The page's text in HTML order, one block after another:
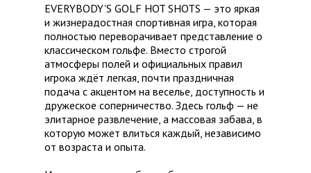
EVERYBODY'S GOLF HOT SHOTS — это яркая
и жизнерадостная спортивная игра, которая
полностью переворачивает представление о
классическом гольфе. Вместо строгой
атмосферы полей и официальных правил
игрока ждёт легкая, почти праздничная
подача с акцентом на веселье, доступность и
дружеское соперничество. Здесь гольф — не
элитарное развлечение, а массовая забава, в
которую может влиться каждый, независимо
от возраста и опыта.